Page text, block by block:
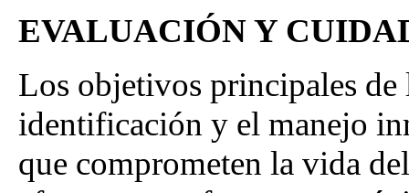
EVALUACIÓN Y
Los objetivos principales
identificación y el manejo
que comprometen la vida